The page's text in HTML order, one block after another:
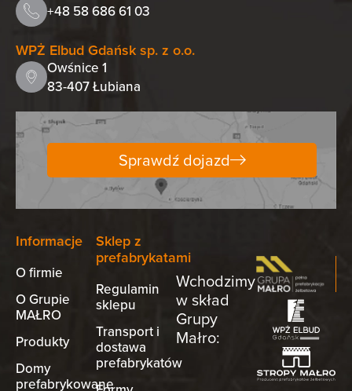
Informacje
O firmie
O Grupie
MAŁRO
Produkty
Domy
prefabrykowane
Sklep z
prefabrykatami
Regulamin
sklepu
Transport i
dostawa
prefabrykatów
Wchodzimy
w skład
Grupy
Małro:
+48 58 686 61 03
WPŻ Elbud Gdańsk sp. z o.o.
Owśnice 1
83-407 Łubiana
Sprawdź dojazd